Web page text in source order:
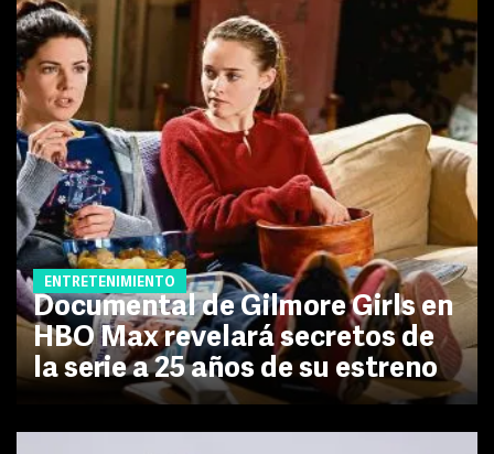
ENTRETENIMIENTO
Documental de Gilmore Girls en
HBO Max revelará secretos de
la serie a 25 años de su estreno